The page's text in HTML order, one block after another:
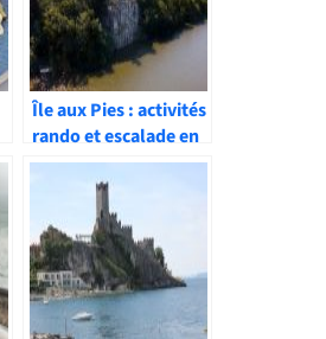
Île aux Pies : activités
rando et escalade en
Bretagne